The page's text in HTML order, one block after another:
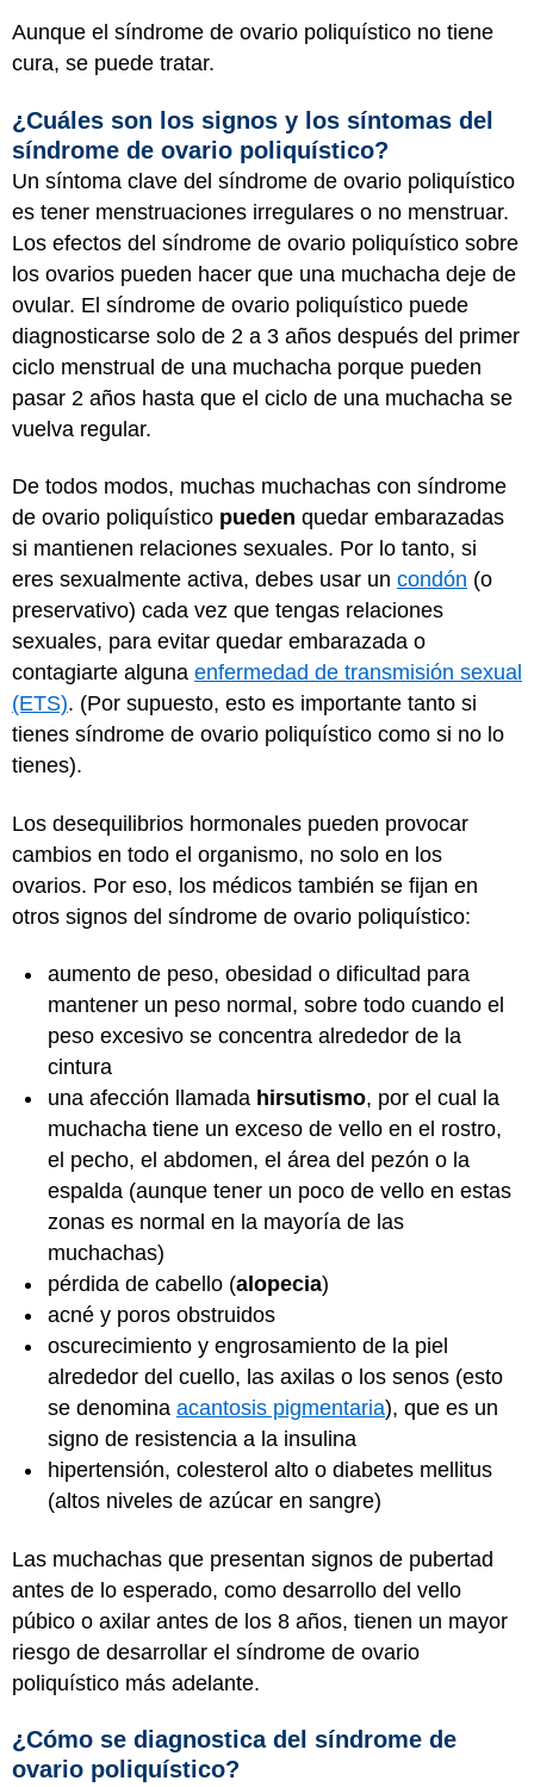
Aunque el síndrome de ovario poliquístico no tiene
cura, se puede tratar.
¿Cuáles son los signos y los síntomas del
síndrome de ovario poliquístico?
Un síntoma clave del síndrome de ovario poliquístico
es tener menstruaciones irregulares o no menstruar.
Los efectos del síndrome de ovario poliquístico sobre
los ovarios pueden hacer que una muchacha deje de
ovular. El síndrome de ovario poliquístico puede
diagnosticarse solo de 2 a 3 años después del primer
ciclo menstrual de una muchacha porque pueden
pasar 2 años hasta que el ciclo de una muchacha se
vuelva regular.
De todos modos, muchas muchachas con síndrome
de ovario poliquístico pueden quedar embarazadas
si mantienen relaciones sexuales. Por lo tanto, si
eres sexualmente activa, debes usar un condón (o
preservativo) cada vez que tengas relaciones
sexuales, para evitar quedar embarazada o
contagiarte alguna enfermedad de transmisión sexual
(ETS). (Por supuesto, esto es importante tanto si
tienes síndrome de ovario poliquístico como si no lo
tienes).
Los desequilibrios hormonales pueden provocar
cambios en todo el organismo, no solo en los
ovarios. Por eso, los médicos también se fijan en
otros signos del síndrome de ovario poliquístico:
aumento de peso, obesidad o dificultad para
mantener un peso normal, sobre todo cuando el
peso excesivo se concentra alrededor de la
cintura
una afección llamada hirsutismo, por el cual la
muchacha tiene un exceso de vello en el rostro,
el pecho, el abdomen, el área del pezón o la
espalda (aunque tener un poco de vello en estas
zonas es normal en la mayoría de las
muchachas)
pérdida de cabello (alopecia)
acné y poros obstruidos
oscurecimiento y engrosamiento de la piel
alrededor del cuello, las axilas o los senos (esto
se denomina acantosis pigmentaria), que es un
signo de resistencia a la insulina
hipertensión, colesterol alto o diabetes mellitus
(altos niveles de azúcar en sangre)
Las muchachas que presentan signos de pubertad
antes de lo esperado, como desarrollo del vello
púbico o axilar antes de los 8 años, tienen un mayor
riesgo de desarrollar el síndrome de ovario
poliquístico más adelante.
¿Cómo se diagnostica del síndrome de
ovario poliquístico?